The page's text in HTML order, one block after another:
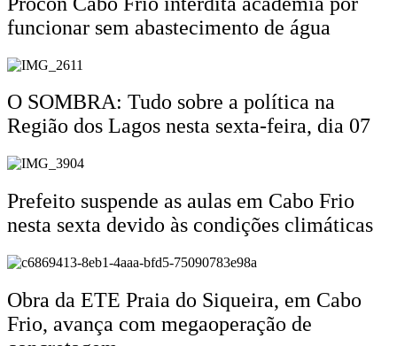
funcionar sem abastecimento de água
O SOMBRA: Tudo sobre a política na
Região dos Lagos nesta sexta-feira, dia 07
Prefeito suspende as aulas em Cabo Frio
nesta sexta devido às condições climáticas
Obra da ETE Praia do Siqueira, em Cabo
Frio, avança com megaoperação de